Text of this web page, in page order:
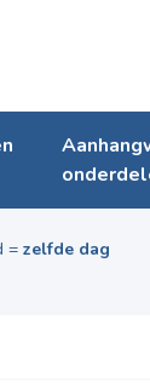
= zelfde dag